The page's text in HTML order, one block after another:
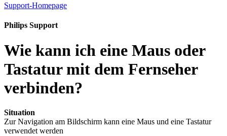
Support-Homepage
Philips Support
Wie kann ich eine Maus oder
Tastatur mit dem Fernseher
verbinden?
Situation
Zur Navigation am Bildschirm kann eine Maus und eine Tastatur
verwendet werden